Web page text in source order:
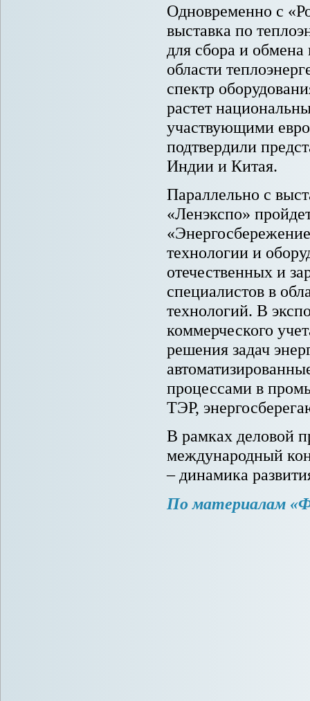
Одновременно с
выставка по
для сбора и
области
спектр
растет
участвующими
подтвердили
Индии и Китая.
Параллельно с
«Ленэкспо»
технологии и
отечественных и
специалистов в
технологий. В
коммерческого
решения задач
процессами в
ТЭР,
В рамках деловой
международный
– динамика
По материалам